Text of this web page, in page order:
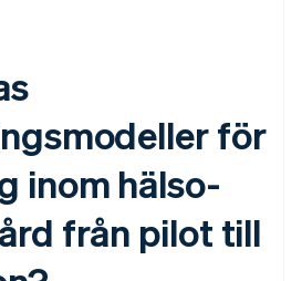
för
inom hälso-
från pilot till